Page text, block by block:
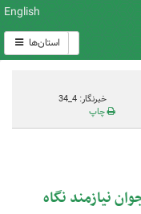
English
استان‌ها
خبرنگار: 4_34
چاپ
نیازمند نگاه